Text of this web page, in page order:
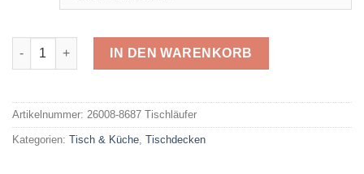
Tischläufer Yve Jason 8687 Menge
IN DEN WARENKORB
Artikelnummer: 26008-8687 Tischläufer
Kategorien: Tisch & Küche Tischdecken